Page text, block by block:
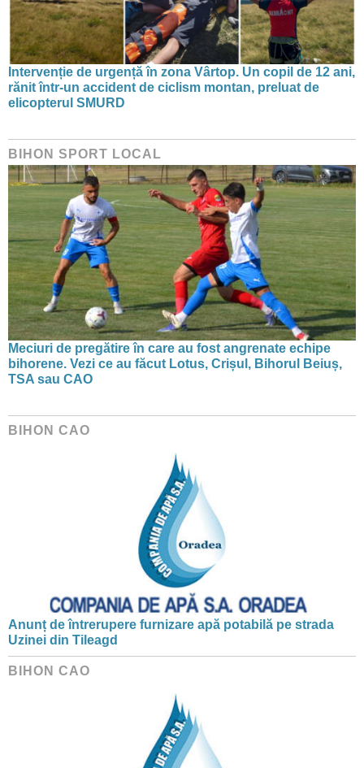
Intervenție de urgență în zona Vârtop. Un copil de 12 ani,
rănit într-un accident de ciclism montan, preluat de
elicopterul SMURD
BIHON SPORT LOCAL
Meciuri de pregătire în care au fost angrenate echipe
bihorene. Vezi ce au făcut Lotus, Crișul, Bihorul Beiuș,
TSA sau CAO
BIHON CAO
Anunț de întrerupere furnizare apă potabilă pe strada
Uzinei din Tileagd
BIHON CAO